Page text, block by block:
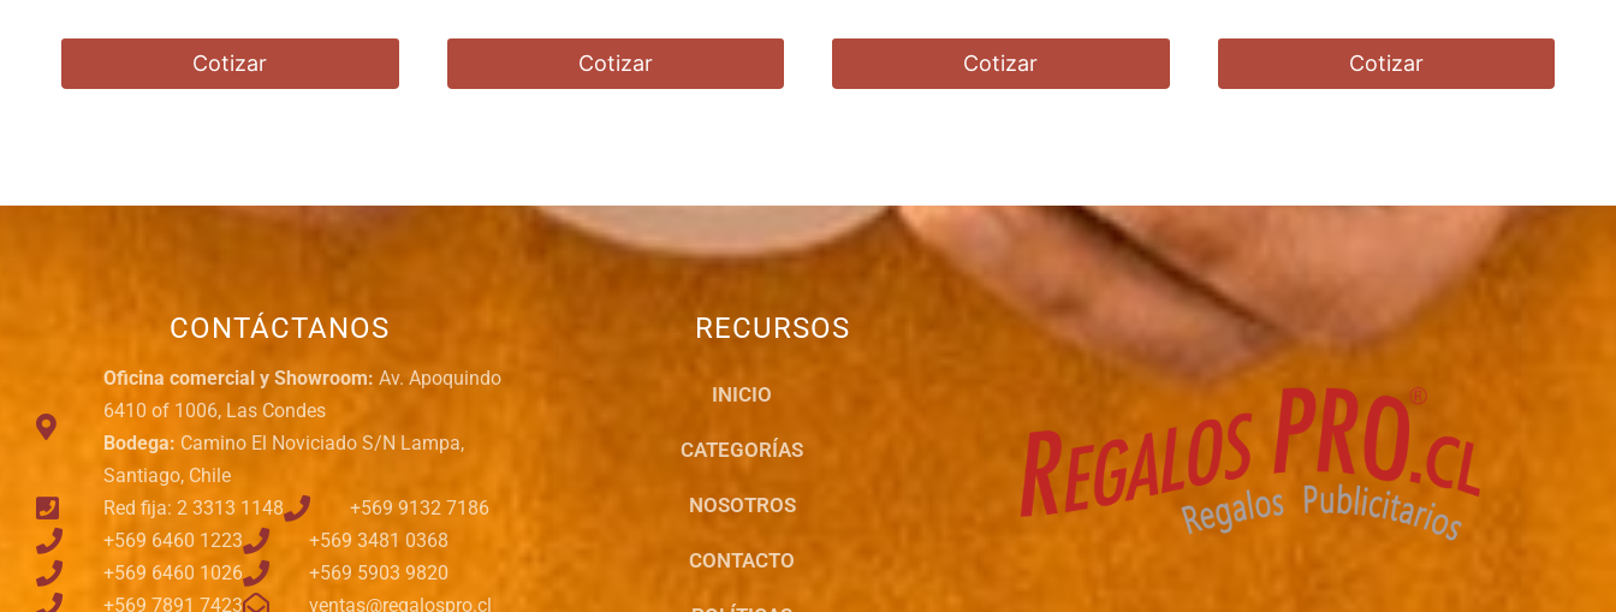
Cotizar Cotizar Cotizar Cotizar
CONTÁCTANOS
Oficina comercial y Showroom: Av. Apoquindo
6410 of 1006, Las Condes
Bodega: Camino El Noviciado S/N Lampa,
Santiago, Chile
Red fija: 2 3313 1148
+569 9132 7186
+569 6460 1223
+569 3481 0368
+569 6460 1026
+569 5903 9820
+569 7891 7423
ventas@regalospro.cl
RECURSOS
INICIO
CATEGORÍAS
NOSOTROS
CONTACTO